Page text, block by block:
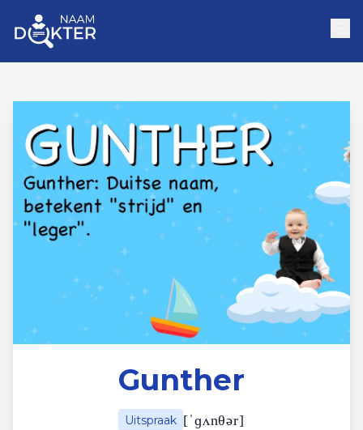
Gunther
Uitspraak [ˈɡʌnθər]